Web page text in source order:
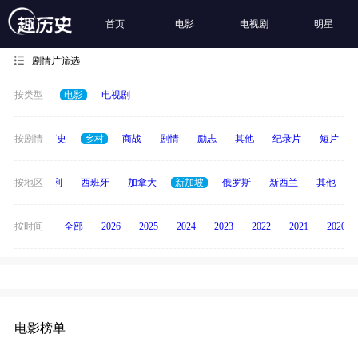
首页 电影 电视剧 明星
剧情片筛选
按类型 电影 电视剧
按剧情
奇幻 历史 乡村 商战 剧情 励志 其他 纪录片 短片
按地区
度 意大利 西班牙 加拿大 新加坡 俄罗斯 新西兰 其他
按时间 全部 2026 2025 2024 2023 2022 2021 2020
电影榜单